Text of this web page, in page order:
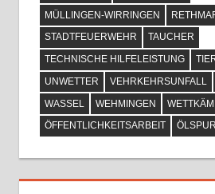
MÜLLINGEN-WIRRINGEN
STADTFEUERWEHR
TAUCHER
TECHNISCHE HILFELEISTUNG
UNWETTER
VEHRKEHRSUNFALL
WASSEL
WEHMINGEN
ÖFFENTLICHKEITSARBEIT
ÖLSPUR